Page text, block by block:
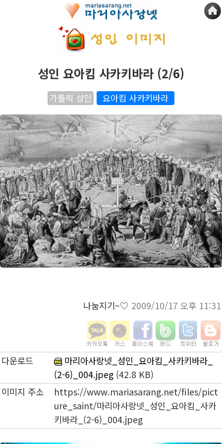
성인 요아킴 사카키바라 (2/6)
가톨릭 성인 요아킴 사카키바라
나눔지기~♡ 2009/10/17 오후 11:31
다운로드
마리아사랑넷_성인_요아킴_사카키바라_
(2-6)_004.jpeg (42.8 KB)
이미지 주소
https://www.mariasarang.net/files/pict
ure_saint/마리아사랑넷_성인_요아킴_사카
키바라_(2-6)_004.jpeg